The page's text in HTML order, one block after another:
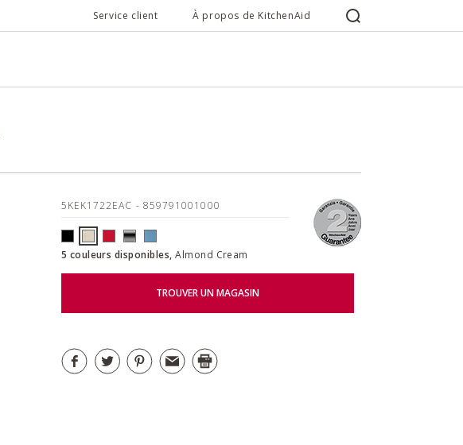
Service client À propos de KitchenAid
5KEK1722EAC - 859791001000
5 couleurs disponibles,Almond Cream
TROUVER UN MAGASIN